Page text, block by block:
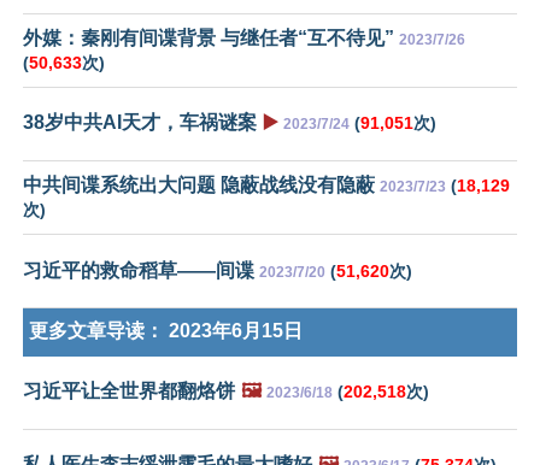
外媒：秦刚有间谍背景 与继任者“互不待见” 2023/7/26
(50,633次)
38岁中共AI天才，车祸谜案 ▶️ 2023/7/24 (91,051次)
中共间谍系统出大问题 隐蔽战线没有隐蔽 2023/7/23 (18,129
次)
习近平的救命稻草——间谍 2023/7/20 (51,620次)
更多文章导读： 2023年6月15日
习近平让全世界都翻烙饼 🖼️ 2023/6/18 (202,518次)